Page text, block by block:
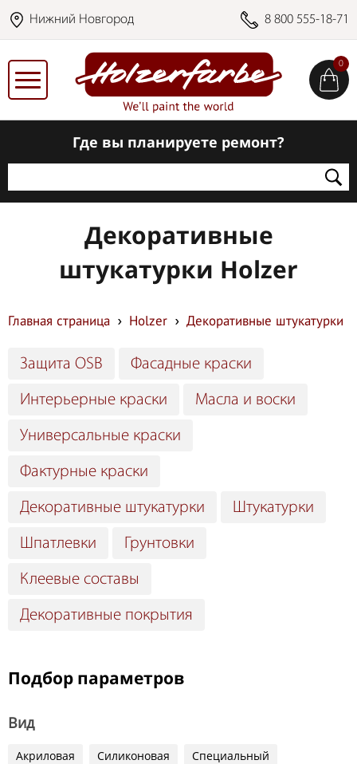
Нижний Новгород 8 800 555-18-71
0
Где вы планируете ремонт?
Декоративные
штукатурки Holzer
Главная страница Holzer Декоративные штукатурки
Защита OSB Фасадные краски
Интерьерные краски Масла и воски
Универсальные краски
Фактурные краски
Декоративные штукатурки Штукатурки
Шпатлевки Грунтовки
Клеевые составы
Декоративные покрытия
Подбор параметров
Вид
Акриловая Силиконовая Специальный